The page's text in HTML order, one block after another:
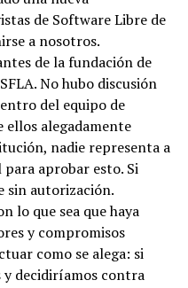
de Software Libre de
a nosotros.
de la fundación de
No hubo discusión
del equipo de
ellos alegadamente
nadie representa a
aprobar esto. Si
sin autorización.
lo que sea que haya
y compromisos
como se alega: si
decidiríamos contra